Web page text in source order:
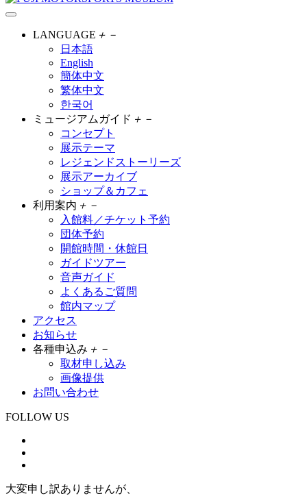
LANGUAGE ＋ －
日本語
English
簡体中文
繁体中文
한국어
ミュージアムガイド ＋ －
コンセプト
展示テーマ
レジェンドストーリーズ
展示アーカイブ
ショップ＆カフェ
利用案内 ＋ －
入館料／チケット予約
団体予約
開館時間・休館日
ガイドツアー
音声ガイド
よくあるご質問
館内マップ
アクセス
お知らせ
各種申込み ＋ －
取材申し込み
画像提供
お問い合わせ
FOLLOW US
大変申し訳ありませんが、